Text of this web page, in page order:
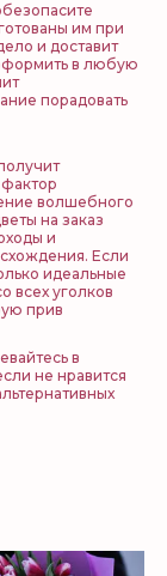
им при
и доставит
в любую
порадовать
волшебного
на заказ
и
Если
идеальные
всех уголков
прив
в
не нравится